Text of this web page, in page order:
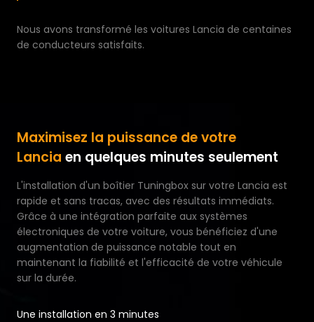
Nous avons transformé les voitures Lancia de centaines
de conducteurs satisfaits.
Maximisez la puissance de votre
Lancia en quelques minutes seulement
L'installation d'un boîtier Tuningbox sur votre Lancia est
rapide et sans tracas, avec des résultats immédiats.
Grâce à une intégration parfaite aux systèmes
électroniques de votre voiture, vous bénéficiez d'une
augmentation de puissance notable tout en
maintenant la fiabilité et l'efficacité de votre véhicule
sur la durée.
Une installation en 3 minutes